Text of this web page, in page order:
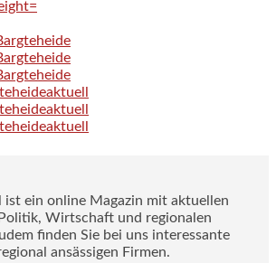
ist ein online Magazin mit aktuellen
Wirtschaft und regionalen
finden Sie bei uns interessante
ansässigen Firmen.